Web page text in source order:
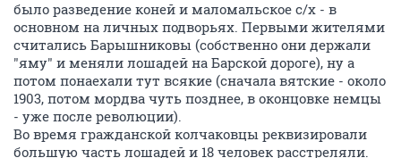
было разведение коней и маломальское с/х - в
основном на личных подворьях. Первыми жителями
считались Барышниковы (собственно они держали
"яму" и меняли лошадей на Барской дороге), ну а
потом понаехали тут всякие (сначала вятские - около
1903, потом мордва чуть позднее, в оконцовке немцы
- уже после революции).
Во время гражданской колчаковцы реквизировали
большую часть лошадей и 18 человек расстреляли.